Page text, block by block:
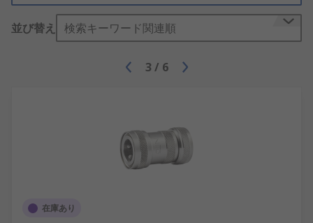
並び替え 検索キーワード関連順
3 / 6
在庫あり